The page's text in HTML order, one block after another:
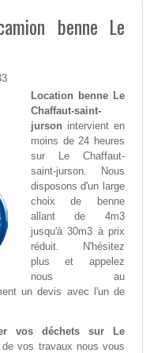
benne Le
Location benne Le
Chaffaut-saint-
jurson intervient en
moins de 24 heures
sur Le Chaffaut-
saint-jurson. Nous
disposons d'un large
choix de benne
allant de 4m3
jusqu'à 30m3 à prix
réduit. N'hésitez
plus et appelez
nous au
un devis avec l'un de
vos déchets sur Le
vos travaux nous vous